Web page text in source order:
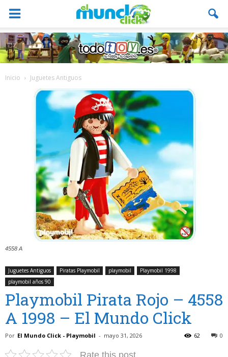
Inicio Juguetes Antiguos
4558 A
Juguetes Antiguos Piratas Playmobil playmobil
Playmobil 1998
playmobil años 90
Playmobil Pirata Rojo – 4558
A 1998 – El Mundo Click
Por El Mundo Click - Playmobil - mayo 31, 2026 0
62
Rate this post